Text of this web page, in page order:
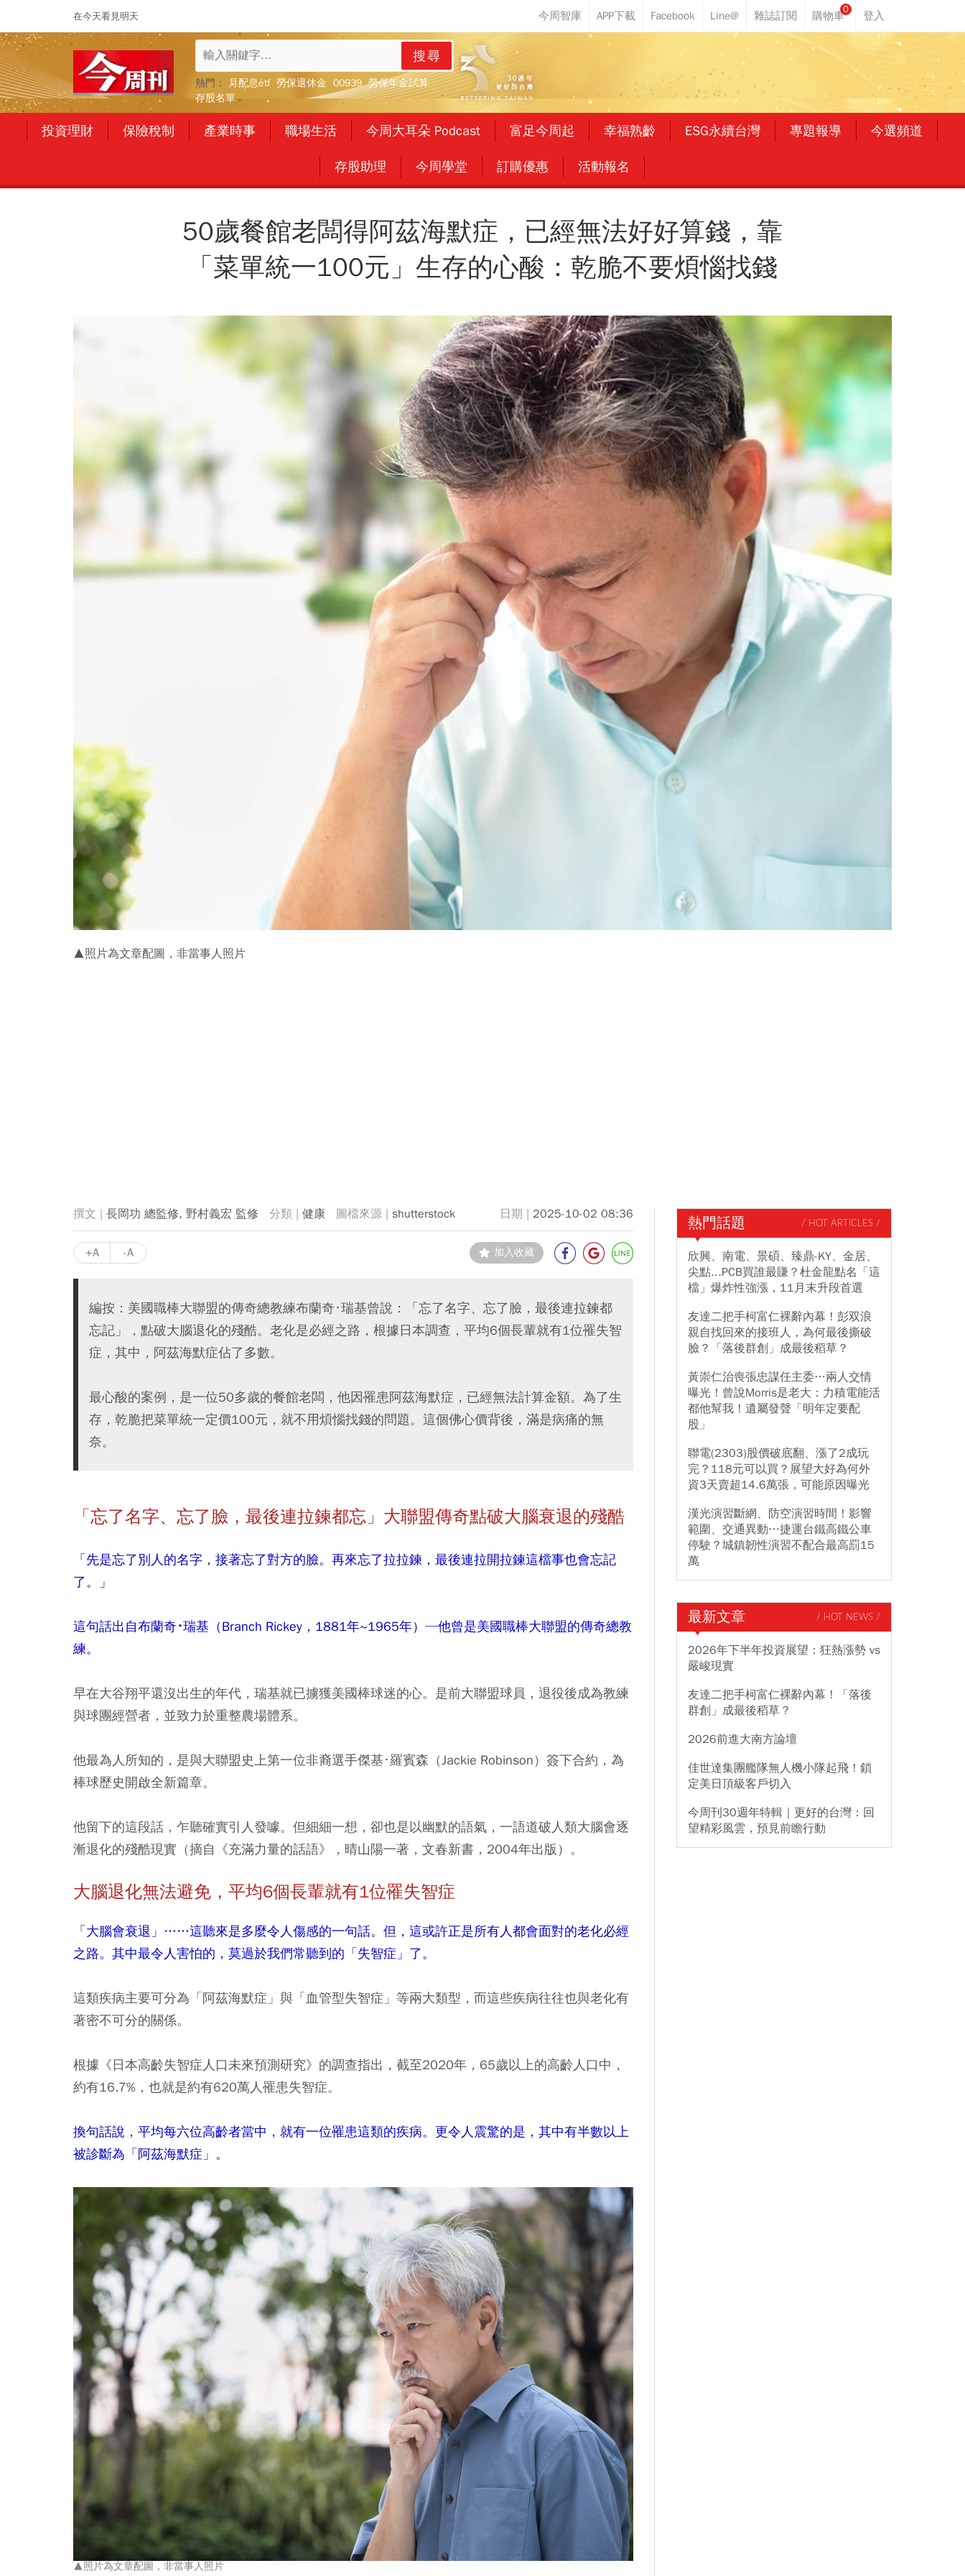
在今天看見明天
0
搜尋
熱門： 月配息etf 勞保退休金 00939 勞保年金試算
存股名單
投資理財 保險稅制 產業時事 職場生活 今周大耳朵 Podcast 富足今周起 幸福熟齡 ESG永續台灣 專題報導 今選頻道
存股助理 今周學堂 訂購優惠 活動報名
50歲餐館老闆得阿茲海默症，已經無法好好算錢，靠
「菜單統一100元」生存的心酸：乾脆不要煩惱找錢
▲照片為文章配圖，非當事人照片
長岡功 總監修, 野村義宏 監修 健康 shutterstock 2025-10-02 08:36
+A -A 加入收藏
編按：美國職棒大聯盟的傳奇總教練布蘭奇･瑞基曾說：「忘了名字、忘了臉，最後連拉鍊都
忘記」，點破大腦退化的殘酷。老化是必經之路，根據日本調查，平均6個長輩就有1位罹失智
症，其中，阿茲海默症佔了多數。
最心酸的案例，是一位50多歲的餐館老闆，他因罹患阿茲海默症，已經無法計算金額。為了生
存，乾脆把菜單統一定價100元，就不用煩惱找錢的問題。這個佛心價背後，滿是病痛的無
奈。
「忘了名字、忘了臉，最後連拉鍊都忘」大聯盟傳奇點破大腦衰退的殘酷
「先是忘了別人的名字，接著忘了對方的臉。再來忘了拉拉鍊，最後連拉開拉鍊這檔事也會忘記
了。」
這句話出自布蘭奇･瑞基（Branch Rickey，1881年~1965年）─他曾是美國職棒大聯盟的傳奇總教
練。
早在大谷翔平還沒出生的年代，瑞基就已擄獲美國棒球迷的心。是前大聯盟球員，退役後成為教練
與球團經營者，並致力於重整農場體系。
他最為人所知的，是與大聯盟史上第一位非裔選手傑基･羅賓森（Jackie Robinson）簽下合約，為
棒球歷史開啟全新篇章。
他留下的這段話，乍聽確實引人發噱。但細細一想，卻也是以幽默的語氣，一語道破人類大腦會逐
漸退化的殘酷現實（摘自《充滿力量的話語》，晴山陽一著，文春新書，2004年出版）。
大腦退化無法避免，平均6個長輩就有1位罹失智症
「大腦會衰退」……這聽來是多麼令人傷感的一句話。但，這或許正是所有人都會面對的老化必經
之路。其中最令人害怕的，莫過於我們常聽到的「失智症」了。
這類疾病主要可分為「阿茲海默症」與「血管型失智症」等兩大類型，而這些疾病往往也與老化有
著密不可分的關係。
根據《日本高齡失智症人口未來預測研究》的調查指出，截至2020年，65歲以上的高齡人口中，
約有16.7%，也就是約有620萬人罹患失智症。
換句話說，平均每六位高齡者當中，就有一位罹患這類的疾病。更令人震驚的是，其中有半數以上
被診斷為「阿茲海默症」。
▲照片為文章配圖，非當事人照片
熱門話題 / HOT ARTICLES /
欣興、南電、景碩、臻鼎-KY、金居、
尖點...PCB買誰最賺？杜金龍點名「這
檔」爆炸性強漲，11月末升段首選
友達二把手柯富仁裸辭內幕！彭双浪
親自找回來的接班人，為何最後撕破
臉？「落後群創」成最後稻草？
黃崇仁治喪張忠謀任主委…兩人交情
曝光！曾說Morris是老大：力積電能活
都他幫我！遺屬發聲「明年定要配
股」
聯電(2303)股價破底翻、漲了2成玩
完？118元可以買？展望大好為何外
資3天賣超14.6萬張，可能原因曝光
漢光演習斷網、防空演習時間！影響
範圍、交通異動…捷運台鐵高鐵公車
停駛？城鎮韌性演習不配合最高罰15
萬
最新文章 / HOT NEWS /
2026年下半年投資展望：狂熱漲勢 vs
嚴峻現實
友達二把手柯富仁裸辭內幕！「落後
群創」成最後稻草？
2026前進大南方論壇
佳世達集團艦隊無人機小隊起飛！鎖
定美日頂級客戶切入
今周刊30週年特輯｜更好的台灣：回
望精彩風雲，預見前瞻行動